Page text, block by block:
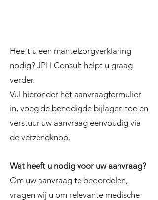
Heeft u een mantelzorgverklaring
nodig? JPH Consult helpt u graag
verder.
Vul hieronder het aanvraagformulier
in, voeg de benodigde bijlagen toe en
verstuur uw aanvraag eenvoudig via
de verzendknop.
Wat heeft u nodig voor uw aanvraag?
Om uw aanvraag te beoordelen,
vragen wij u om relevante medische